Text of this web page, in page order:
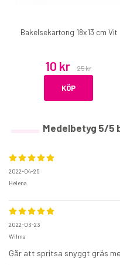
Bakelsekartong 18x13 cm Vit
10 kr 25 kr
KÖP
Medelbetyg 5/5
2022-04-25
Helena
2022-03-23
Wilma
Går att spritsa snyggt gräs